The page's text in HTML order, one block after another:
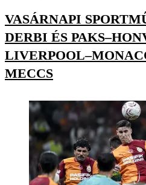
VASÁRNAPI
DERBI ÉS
MECCS